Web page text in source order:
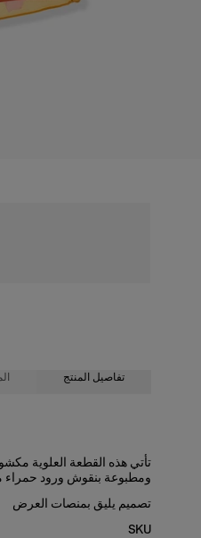
تفاصيل المنتج
تأتي هذه القطعة العلوية
ومطبوعة بنقوش ورود حمراء
تصميم يليق بمنصات العرض
SKU
تصميم فضفاض كبير الحجم
أورجانزا كريب خفيف الوزن بنقشة
تعليمات الغسيل
تنظيف جاف فقط